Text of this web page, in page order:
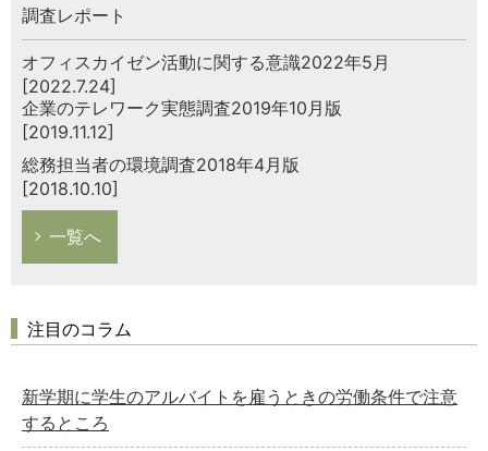
調査レポート
オフィスカイゼン活動に関する意識2022年5月
[2022.7.24]
企業のテレワーク実態調査2019年10月版
[2019.11.12]
総務担当者の環境調査2018年4月版
[2018.10.10]
一覧へ
注目のコラム
新学期に学生のアルバイトを雇うときの労働条件で注意
するところ